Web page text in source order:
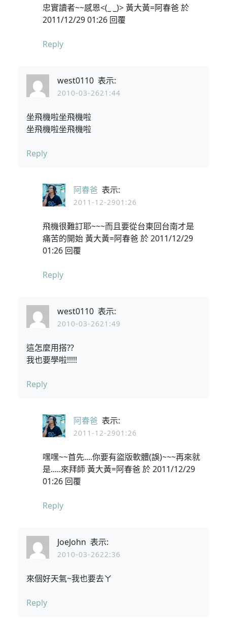
忠實讀者~~感恩<(_ _)> 黃大黃=阿春爸 於
2011/12/29 01:26 回覆
Reply
west0110 表示:
2010-03-2621:44
坐飛機啦坐飛機啦
坐飛機啦坐飛機啦
Reply
阿春爸 表示:
2011-12-2901:26
飛機很難訂耶~~~而且要從台東回台南才是
痛苦的開始 黃大黃=阿春爸 於 2011/12/29
01:26 回覆
Reply
west0110 表示:
2010-03-2621:49
這怎麼用搭??
我也要學啦!!!!!
Reply
阿春爸 表示:
2011-12-2901:26
嘿嘿~~首先....你要有盜版軟體(誤)~~~再來就
是.....來拜師 黃大黃=阿春爸 於 2011/12/29
01:26 回覆
Reply
JoeJohn 表示:
2010-03-2622:36
來個好天氣~我也要去ㄚ
Reply